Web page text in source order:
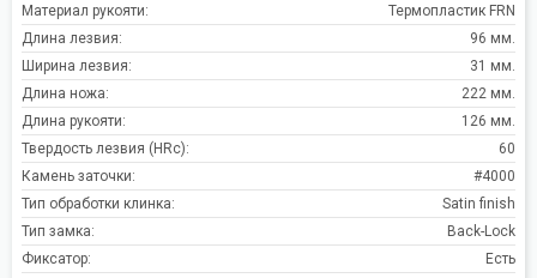
Материал рукояти:
Термопластик FRN
Длина лезвия:
96 мм.
Ширина лезвия:
31 мм.
Длина ножа:
222 мм.
Длина рукояти:
126 мм.
Твердость лезвия (HRc):
60
Камень заточки:
#4000
Тип обработки клинка:
Satin finish
Тип замка:
Back-Lock
Фиксатор:
Есть